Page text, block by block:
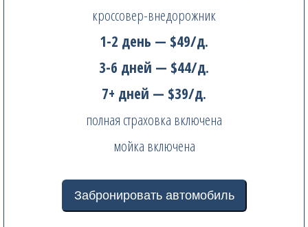
кроссовер-внедорожник
1-2 день — $49/д.
3-6 дней — $44/д.
7+ дней — $39/д.
полная страховка включена
мойка включена
Забронировать автомобиль